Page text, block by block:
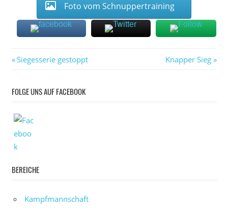
Foto vom Schnuppertraining
Beitragsnavigation
Vorheriger
Siegesserie gestoppt
Nächster
Knapper Sieg
FOLGE UNS AUF FACEBOOK
BEREICHE
Kampfmannschaft